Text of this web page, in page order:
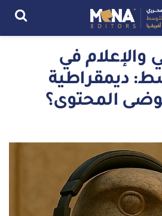
والإعلام في
ديمقراطية
المحتوى؟